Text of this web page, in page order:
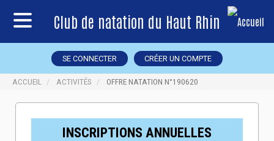
Club de natation du Haut Rhin
SE CONNECTER CRÉER UN COMPTE
ACCUEIL ACTIVITÉS OFFRE NATATION N°190620
INSCRIPTIONS ANNUELLES